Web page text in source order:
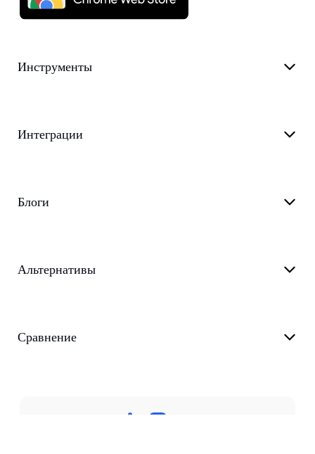
Инструменты
Интеграции
Блоги
Альтернативы
Сравнение